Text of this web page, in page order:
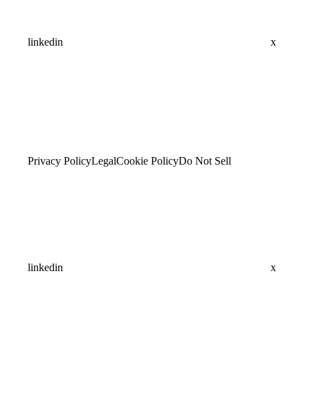
linkedin x
Privacy PolicyLegalCookie PolicyDo Not Sell
linkedin x